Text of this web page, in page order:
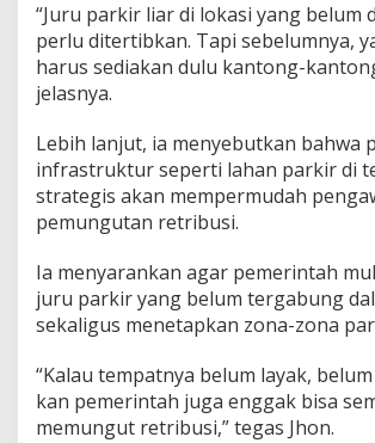
“Juru parkir liar di lokasi yang belum
perlu ditertibkan. Tapi sebelumnya,
harus sediakan dulu kantong-
jelasnya.
Lebih lanjut, ia menyebutkan bahwa
infrastruktur seperti lahan parkir di
strategis akan mempermudah
pemungutan retribusi.
Ia menyarankan agar pemerintah
juru parkir yang belum tergabung
sekaligus menetapkan zona-zona
“Kalau tempatnya belum layak,
kan pemerintah juga enggak bisa
memungut retribusi,” tegas Jhon.